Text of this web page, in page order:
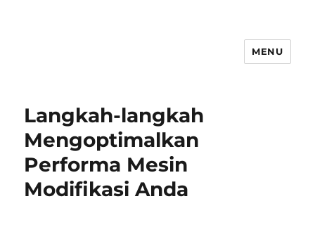
MENU
Langkah-langkah
Mengoptimalkan
Performa Mesin
Modifikasi Anda